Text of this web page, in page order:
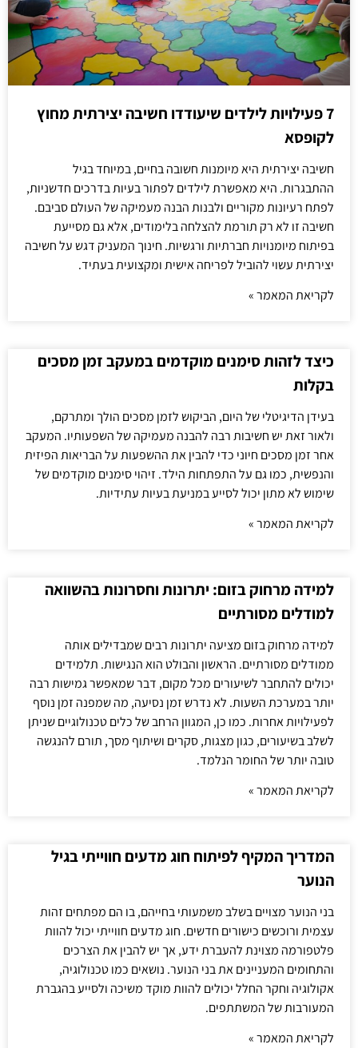
7 פעילויות לילדים שיעודדו חשיבה יצירתית מחוץ
לקופסא
חשיבה יצירתית היא מיומנות חשובה בחיים, במיוחד בגיל
ההתבגרות. היא מאפשרת לילדים לפתור בעיות בדרכים חדשניות,
לפתח רעיונות מקוריים ולבנות הבנה מעמיקה של העולם סביבם.
חשיבה זו לא רק תורמת להצלחה בלימודים, אלא גם מסייעת
בפיתוח מיומנויות חברתיות ורגשיות. חינוך המעניק דגש על חשיבה
יצירתית עשוי להוביל לפריחה אישית ומקצועית בעתיד.
לקריאת המאמר »
כיצד לזהות סימנים מוקדמים במעקב זמן מסכים
בקלות
בעידן הדיגיטלי של היום, הביקוש לזמן מסכים הולך ומתרקם,
ולאור זאת יש חשיבות רבה להבנה מעמיקה של השפעותיו. המעקב
אחר זמן מסכים חיוני כדי להבין את ההשפעות על הבריאות הפיזית
והנפשית, כמו גם על התפתחות הילד. זיהוי סימנים מוקדמים של
שימוש לא מתון יכול לסייע במניעת בעיות עתידיות.
לקריאת המאמר »
למידה מרחוק בזום: יתרונות וחסרונות בהשוואה
למודלים מסורתיים
למידה מרחוק בזום מציעה יתרונות רבים שמבדילים אותה
ממודלים מסורתיים. הראשון והבולט הוא הנגישות. תלמידים
יכולים להתחבר לשיעורים מכל מקום, דבר שמאפשר גמישות רבה
יותר במערכת השעות. לא נדרש זמן נסיעה, מה שמפנה זמן נוסף
לפעילויות אחרות. כמו כן, המגוון הרחב של כלים טכנולוגיים שניתן
לשלב בשיעורים, כגון מצגות, סקרים ושיתוף מסך, תורם להנגשה
טובה יותר של החומר הנלמד.
לקריאת המאמר »
המדריך המקיף לפיתוח חוג מדעים חווייתי בגיל
הנוער
בני הנוער מצויים בשלב משמעותי בחייהם, בו הם מפתחים זהות
עצמית ורוכשים כישורים חדשים. חוג מדעים חווייתי יכול להוות
פלטפורמה מצוינת להעברת ידע, אך יש להבין את הצרכים
והתחומים המעניינים את בני הנוער. נושאים כמו טכנולוגיה,
אקולוגיה וחקר החלל יכולים להוות מוקד משיכה ולסייע בהגברת
המעורבות של המשתתפים.
לקריאת המאמר »